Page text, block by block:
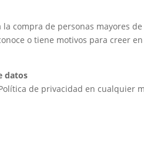
compra de personas mayores
o tiene motivos para creer
datos
de privacidad en cualquier